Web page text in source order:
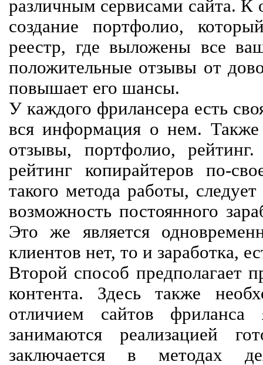
различным сервисами сайта. К
создание портфолио,
реестр, где выложены все
положительные отзывы от
повышает его шансы.
У каждого фрилансера есть
вся информация о нем. Также
отзывы, портфолио,
рейтинг копирайтеров по-
такого метода работы,
возможность постоянного
Это же является
клиентов нет, то и заработка,
Второй способ предполагает
контента. Здесь также
отличием сайтов
занимаются реализацией
заключается в методах